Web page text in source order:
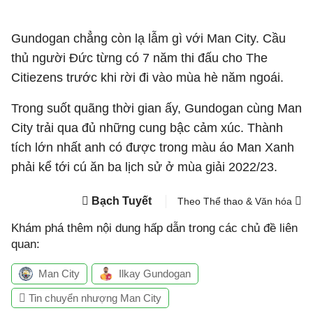
Gundogan chẳng còn lạ lẫm gì với Man City. Cầu
thủ người Đức từng có 7 năm thi đấu cho The
Citiezens trước khi rời đi vào mùa hè năm ngoái.
Trong suốt quãng thời gian ấy, Gundogan cùng Man
City trải qua đủ những cung bậc cảm xúc. Thành
tích lớn nhất anh có được trong màu áo Man Xanh
phải kể tới cú ăn ba lịch sử ở mùa giải 2022/23.
Bạch Tuyết Theo Thể thao & Văn hóa
Khám phá thêm nội dung hấp dẫn trong các chủ đề liên
quan:
Man City Ilkay Gundogan
Tin chuyển nhượng Man City